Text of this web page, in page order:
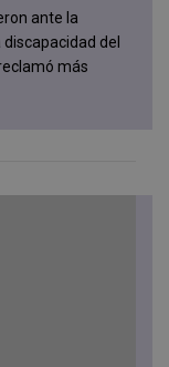
ante la
del
más